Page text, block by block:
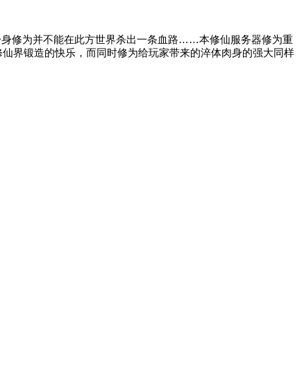
修为并不能在此方世界杀出一条血路……本修仙服务器修为重
界锻造的快乐，而同时修为给玩家带来的淬体肉身的强大同样